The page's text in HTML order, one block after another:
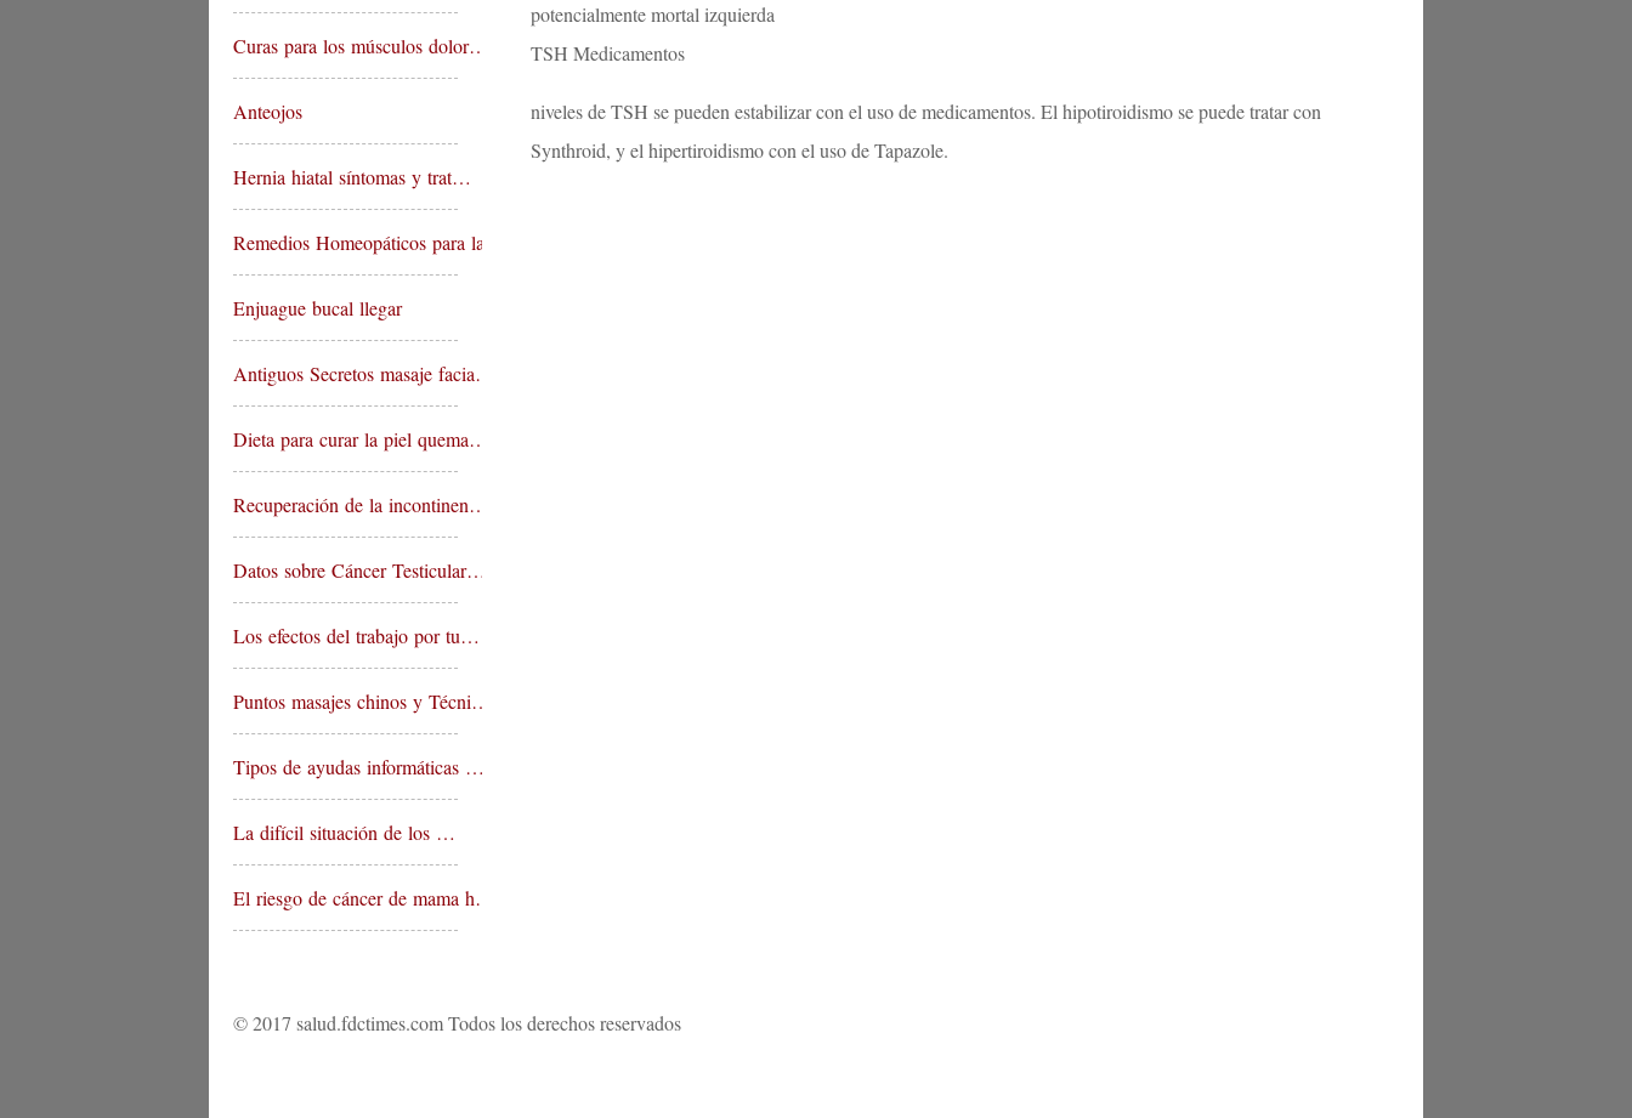
Curas para los músculos dolor…
Anteojos
Hernia hiatal síntomas y trat…
Remedios Homeopáticos para la…
Enjuague bucal llegar
Antiguos Secretos masaje facia…
Dieta para curar la piel quema…
Recuperación de la incontinen…
Datos sobre Cáncer Testicular…
Los efectos del trabajo por tu…
Puntos masajes chinos y Técni…
Tipos de ayudas informáticas …
La difícil situación de los …
El riesgo de cáncer de mama h…
potencialmente mortal izquierda
TSH Medicamentos
niveles de TSH se pueden estabilizar con el uso de medicamentos. El hipotiroidismo se puede tratar con
Synthroid, y el hipertiroidismo con el uso de Tapazole.
© 2017 salud.fdctimes.com Todos los derechos reservados